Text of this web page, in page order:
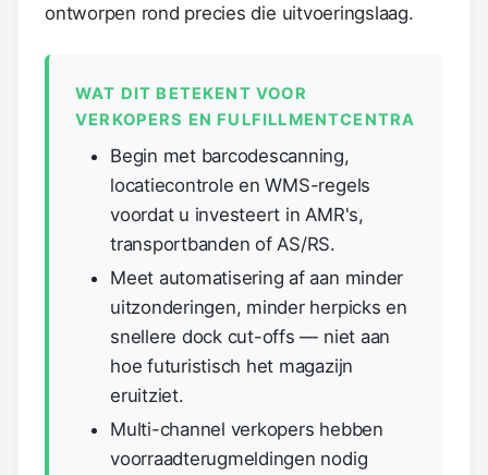
ontworpen rond precies die uitvoeringslaag.
WAT DIT BETEKENT VOOR
VERKOPERS EN FULFILLMENTCENTRA
Begin met barcodescanning,
locatiecontrole en WMS-regels
voordat u investeert in AMR's,
transportbanden of AS/RS.
Meet automatisering af aan minder
uitzonderingen, minder herpicks en
snellere dock cut-offs — niet aan
hoe futuristisch het magazijn
eruitziet.
Multi-channel verkopers hebben
voorraadterugmeldingen nodig